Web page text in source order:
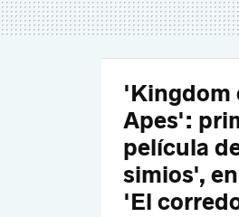
'Kingdom
Apes':
película
simios',
'El